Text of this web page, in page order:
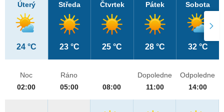
Úterý
24 °C
Středa
23 °C
Čtvrtek
25 °C
Pátek
28 °C
Sobota
32 °C
Noc
02:00
Ráno
05:00
08:00
Dopoledne
11:00
Odpoledne
14:00